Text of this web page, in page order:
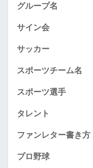
グループ名
サイン会
サッカー
スポーツチーム名
スポーツ選手
タレント
ファンレター書き方
プロ野球